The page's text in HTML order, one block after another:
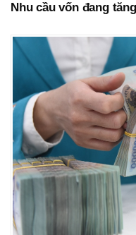
Nhu cầu vốn đang